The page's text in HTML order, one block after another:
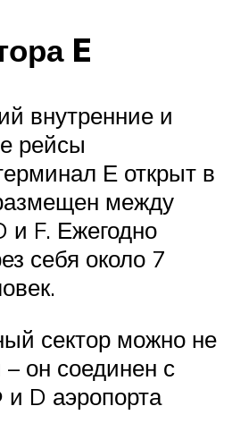
E
внутренние и
рейсы
Е открыт в
между
и F. Ежегодно
себя около 7
сектор можно не
он соединен с
D аэропорта